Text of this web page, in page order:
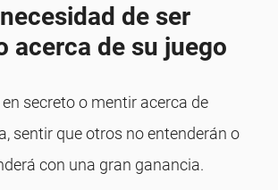
de ser
acerca de su juego
secreto o mentir acerca de
sentir que otros no entenderán o
con una gran ganancia.